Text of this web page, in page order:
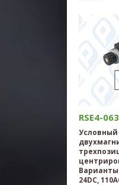
RSE4-
Условный
Варианты
24DC,